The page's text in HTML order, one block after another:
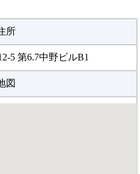
た、というイメージがいまだ
はありませんが、もちろんも
所
5 第6.7中野ビルB1
図